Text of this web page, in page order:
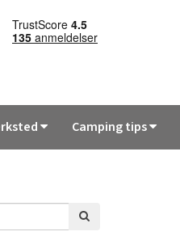
Camping tips